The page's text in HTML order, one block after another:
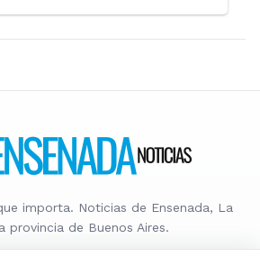
importa. Noticias de Ensenada, La
provincia de Buenos Aires.